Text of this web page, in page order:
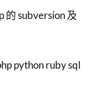
的 subversion 及
python ruby sql